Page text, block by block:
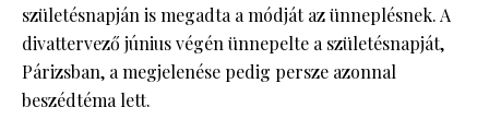
születésnapján is megadta a módját az ünneplésnek. A
divattervező június végén ünnepelte a születésnapját,
Párizsban, a megjelenése pedig persze azonnal
beszédtéma lett.